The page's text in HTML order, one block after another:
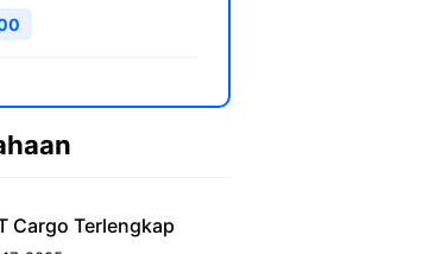
Cargo Terlengkap